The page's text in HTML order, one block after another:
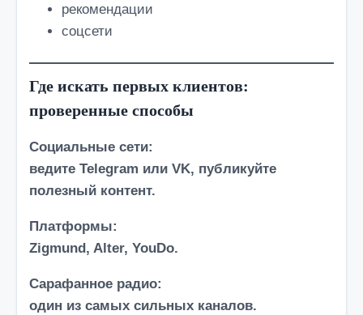
рекомендации
соцсети
Где искать первых клиентов:
проверенные способы
Социальные сети:
ведите Telegram или VK, публикуйте
полезный контент.
Платформы:
Zigmund, Alter, YouDo.
Сарафанное радио:
один из самых сильных каналов.